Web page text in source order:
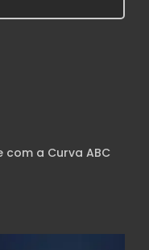
a Curva ABC